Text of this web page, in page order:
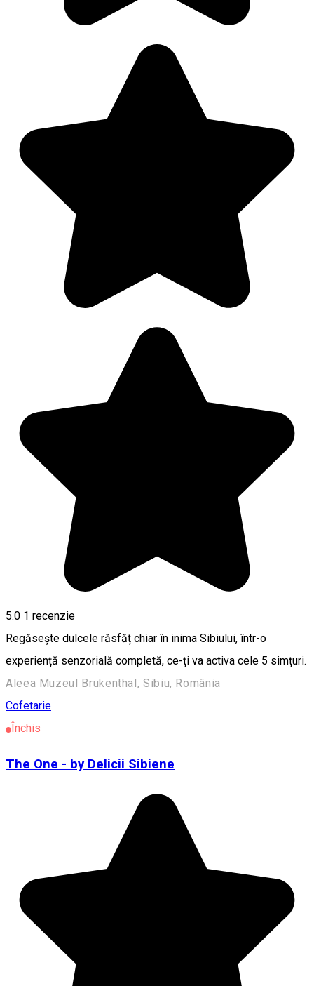
5.0 1 recenzie
Regăsește dulcele răsfăț chiar în inima Sibiului, într-o
experiență senzorială completă, ce-ți va activa cele 5 simțuri.
Aleea Muzeul Brukenthal, Sibiu, România
Cofetarie
Închis
The One - by Delicii Sibiene